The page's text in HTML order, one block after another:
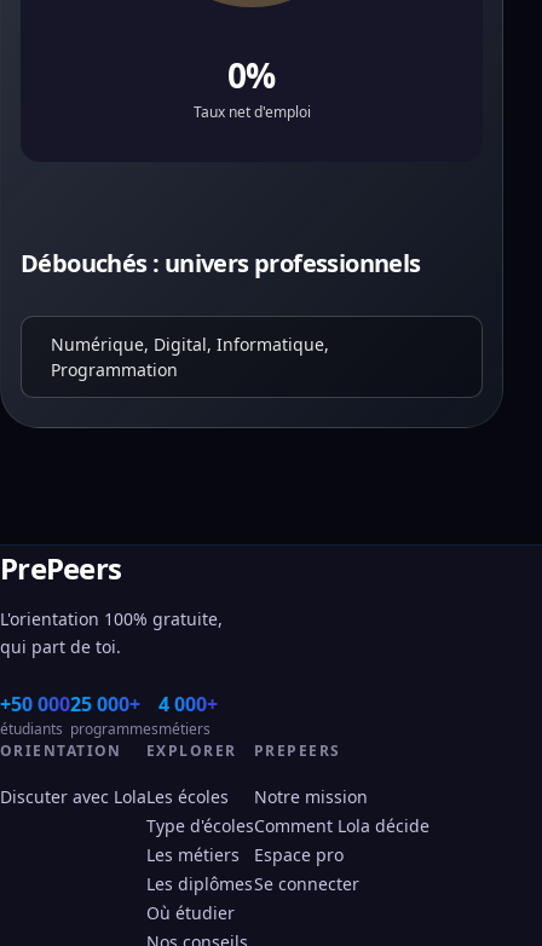
0%
Taux net d'emploi
Débouchés : univers professionnels
Numérique, Digital, Informatique,
Programmation
PrePeers
L'orientation 100% gratuite,
qui part de toi.
+50 000
étudiants
25 000+
programmes
4 000+
métiers
ORIENTATION
Discuter avec Lola
EXPLORER
Les écoles
Type d'écoles
Les métiers
Les diplômes
Où étudier
PREPEERS
Notre mission
Comment Lola décide
Espace pro
Se connecter